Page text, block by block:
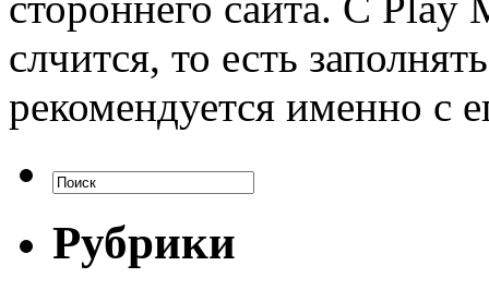
слчится, то есть
рекомендуется именно с
Рубрики